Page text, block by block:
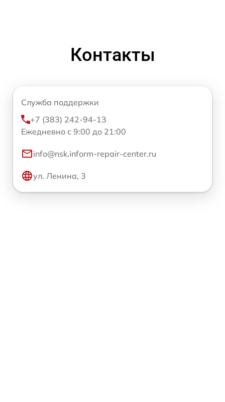
Контакты
Служба поддержки
+7 (383) 242-94-13
Ежедневно с 9:00 до 21:00
info@nsk.inform-repair-center.ru
ул. Ленина, 3